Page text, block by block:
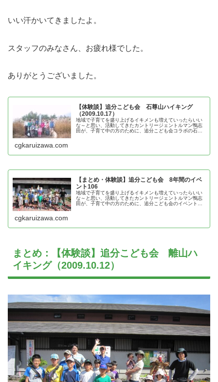
いい汗かいてきましたよ。
スタッフのみなさん、お疲れ様でした。
ありがとうございました。
【体験談】追分こども会 石尊山ハイキング
（2009.10.17）
地域で子育てを盛り上げるイキメンも増えていったらいい
な～と思い、活動してきたカントリージェントルマン鴨志
田が、子育て中の方のために、追分こども会コラボの石尊
cgkaruizawa.com
【まとめ・体験談】追分こども会 8年間のイベ
ント106
地域で子育てを盛り上げるイキメンも増えていったらいい
な～と思い、活動してきたカントリージェントルマン鴨志
田が、子育て中の方のために、追分こども会のイベントの
cgkaruizawa.com
まとめ：【体験談】追分こども会 離山ハ
イキング（2009.10.12）